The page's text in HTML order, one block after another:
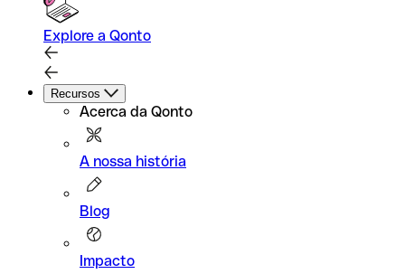
Explore a Qonto
Recursos
Acerca da Qonto
A nossa história
Blog
Impacto